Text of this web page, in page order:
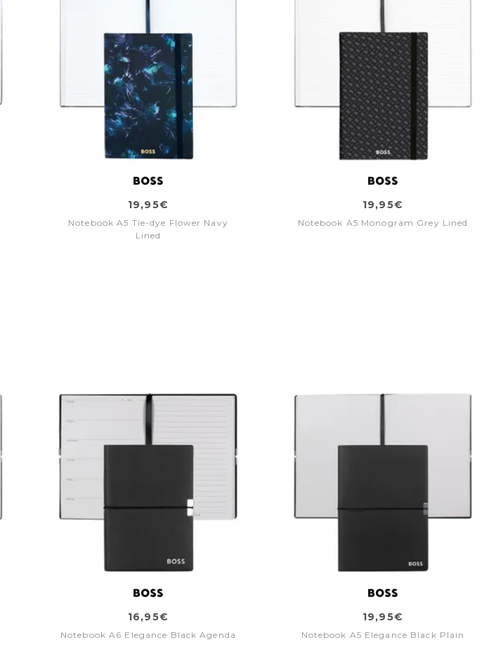
19,95€
Notebook A5 Tie-dye Flower Navy
Lined
19,95€
Notebook A5 Monogram Grey Lined
16,95€
Notebook A6 Elegance Black Agenda
19,95€
Notebook A5 Elegance Black Plain